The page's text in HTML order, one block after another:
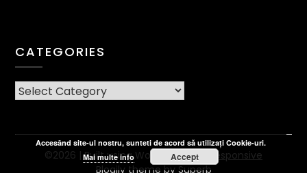
CATEGORIES
CATEGORIES
©2026 | Built using WordPress and
Responsive
Blogily theme by Superb
Accesând site-ul nostru, sunteti de acord să utilizați Cookie-uri.
Mai multe info
Accept